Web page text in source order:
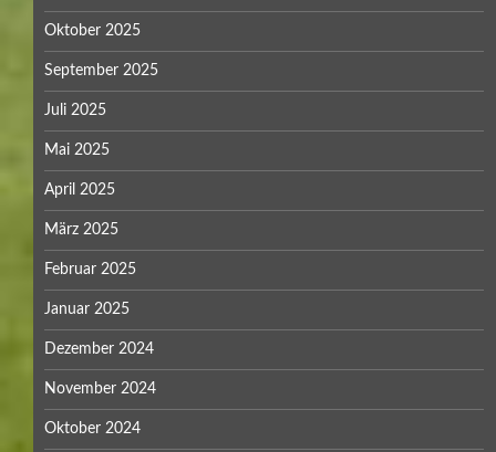
Oktober 2025
September 2025
Juli 2025
Mai 2025
April 2025
März 2025
Februar 2025
Januar 2025
Dezember 2024
November 2024
Oktober 2024